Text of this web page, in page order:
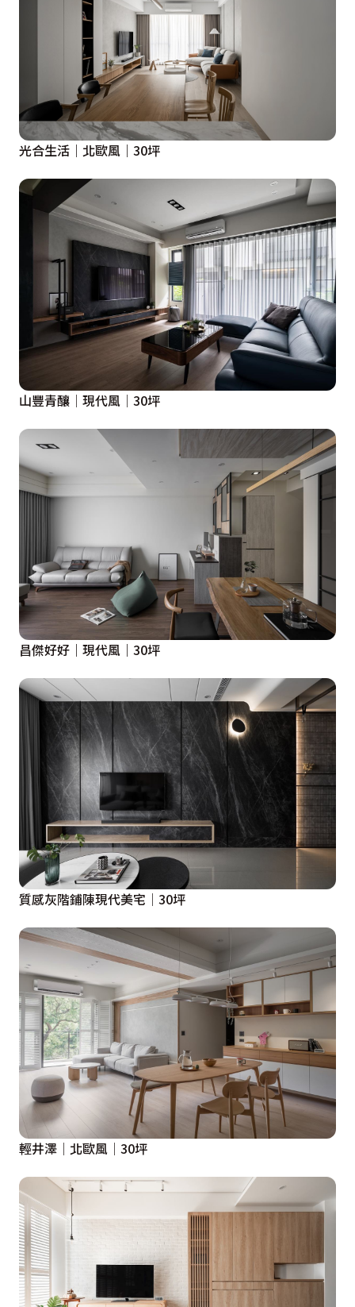
光合生活｜北歐風｜30坪
山豐青釀│現代風│30坪
昌傑好好｜現代風｜30坪
質感灰階鋪陳現代美宅│30坪
輕井澤│北歐風│30坪